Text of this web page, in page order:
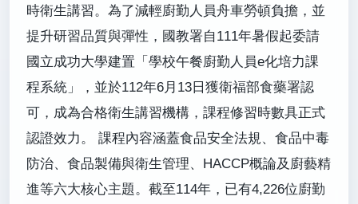
時衛生講習。為了減輕廚勤人員舟車勞頓負擔，並
提升研習品質與彈性，國教署自111年暑假起委請
國立成功大學建置「學校午餐廚勤人員e化培力課
程系統」，並於112年6月13日獲衛福部食藥署認
可，成為合格衛生講習機構，課程修習時數具正式
認證效力。 課程內容涵蓋食品安全法規、食品中毒
防治、食品製備與衛生管理、HACCP概論及廚藝精
進等六大核心主題。截至114年，已有4,226位廚勤